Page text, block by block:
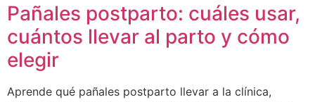
Pañales postparto: cuáles usar,
cuántos llevar al parto y cómo
elegir
Aprende qué pañales postparto llevar a la clínica,